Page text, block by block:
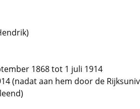
1868 tot 1 juli 1914
(nadat aan hem door de